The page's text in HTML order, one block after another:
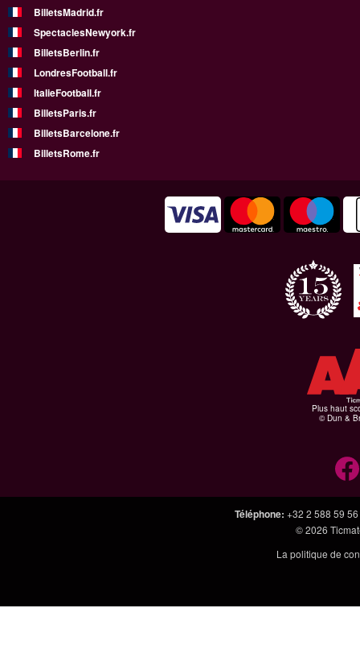
BilletsMadrid.fr
SpectaclesNewyork.fr
BilletsBerlin.fr
LondresFootball.fr
ItalieFootball.fr
BilletsParis.fr
BilletsBarcelone.fr
BilletsRome.fr
Plus haut
© Dun &
Téléphone: +32 2 588 59 56
© 2026
La politique de